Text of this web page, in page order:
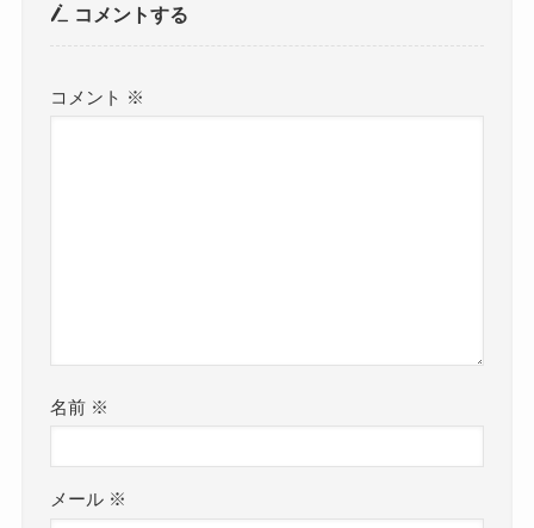
コメントする
コメント ※
名前 ※
メール ※